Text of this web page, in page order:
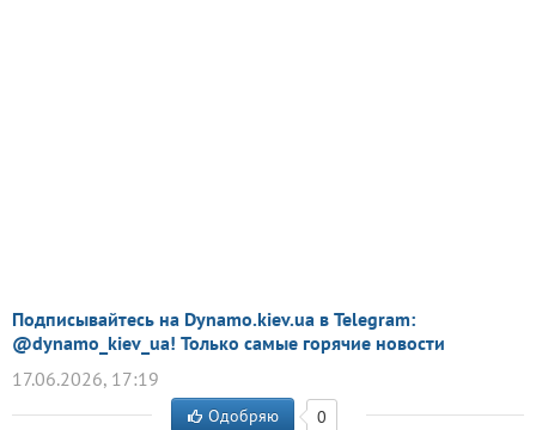
Подписывайтесь на Dynamo.kiev.ua в Telegram:
@dynamo_kiev_ua! Только самые горячие новости
17.06.2026, 17:19
Одобряю 0